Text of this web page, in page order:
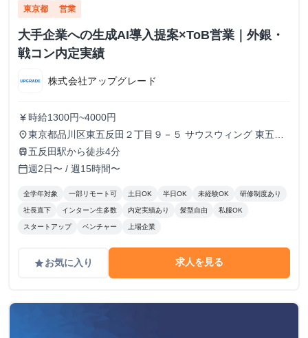
東京都 営業
大手企業への生成AI導入提案×ToB営業｜外銀・
戦コン内定実績
株式会社アップグレード
currency_yen 時給1300円~4000円
place東京都品川区東五反田２丁目９－５ サウスウィング 東五反
田５階
train 五反田駅から徒歩4分
calendar_today週2日〜 / 週15時間〜
全学年対象 一部リモート可 土日OK 半日OK 未経験OK 研修制度あり
社長直下 インターン生多数 内定実績あり 髪型自由 私服OK
スタートアップ ベンチャー 上場企業
gradeお気に入り 求人を見る